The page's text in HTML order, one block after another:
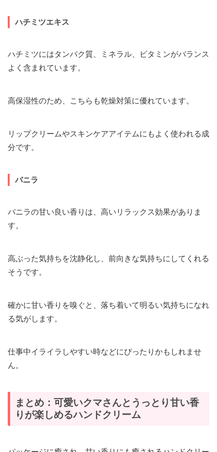
ハチミツエキス
ハチミツにはタンパク質、ミネラル、ビタミンがバランス
よく含まれています。
高保湿性のため、こちらも乾燥対策に優れています。
リップクリームやスキンケアアイテムにもよく使われる成
分です。
バニラ
バニラの甘い良い香りは、高いリラックス効果がありま
す。
高ぶった気持ちを沈静化し、前向きな気持ちにしてくれる
そうです。
確かに甘い香りを嗅ぐと、落ち着いて明るい気持ちになれ
る気がします。
仕事中イライラしやすい時などにぴったりかもしれませ
ん。
まとめ：可愛いクマさんとうっとり甘い香
りが楽しめるハンドクリーム